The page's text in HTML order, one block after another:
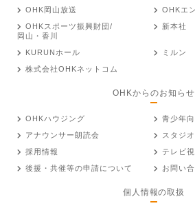
OHK岡山放送
OHKエ
OHKスポーツ振興財団/
岡山・香川
新本社
KURUNホール
ミルン
株式会社OHKネットコム
OHKからのお知らせ
OHKハウジング
青少年
アナウンサー朗読会
スタジ
採用情報
テレビ
後援・共催等の申請について
お問い
個人情報の取扱